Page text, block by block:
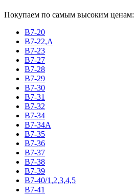
Покупаем по самым высоким ценам:
В7-20
В7-22,А
В7-23
В7-27
В7-28
В7-29
В7-30
В7-31
В7-32
В7-34
В7-34А
В7-35
В7-36
В7-37
В7-38
В7-39
В7-40/1,2,3,4,5
В7-41